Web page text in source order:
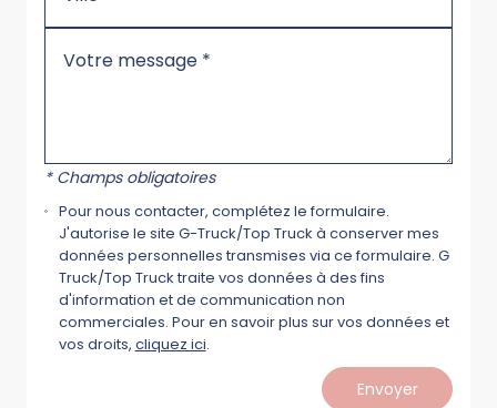
* Champs obligatoires
Pour nous contacter, complétez le formulaire.
J'autorise le site G-Truck/Top Truck à conserver mes
données personnelles transmises via ce formulaire. G
Truck/Top Truck traite vos données à des fins
d'information et de communication non
commerciales. Pour en savoir plus sur vos données et
vos droits, cliquez ici.
Envoyer